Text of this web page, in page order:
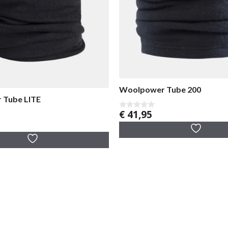
LITE
Woolpower Tube 200
0
v
€ 41,95